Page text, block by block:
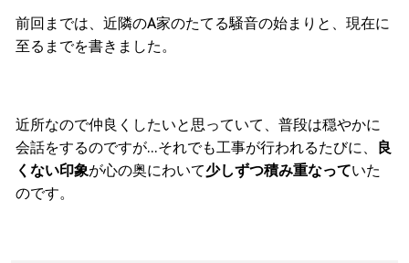
前回までは、近隣のA家のたてる騒音の始まりと、現在に
至るまでを書きました。
近所なので仲良くしたいと思っていて、普段は穏やかに
会話をするのですが…それでも工事が行われるたびに、 良
くない印象が心の奥にわいて少しずつ積み重なっていた
のです。